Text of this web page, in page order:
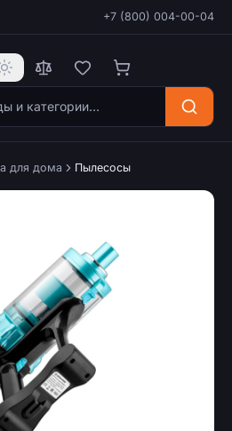
+7 (800) 004-00-04
для дома Пылесосы